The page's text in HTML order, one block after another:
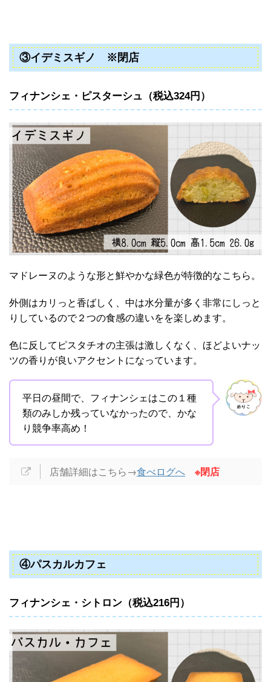
③イデミスギノ ※閉店
フィナンシェ・ピスターシュ（税込324円）
マドレーヌのような形と鮮やかな緑色が特徴的なこちら。
外側はカリっと香ばしく、中は水分量が多く非常にしっと
りしているので２つの食感の違いをを楽しめます。
色に反してピスタチオの主張は激しくなく、ほどよいナッ
ツの香りが良いアクセントになっています。
平日の昼間で、フィナンシェはこの１種
類のみしか残っていなかったので、かな
り競争率高め！
店舗詳細はこちら→食べログへ ※閉店
④パスカルカフェ
フィナンシェ・シトロン（税込216円）